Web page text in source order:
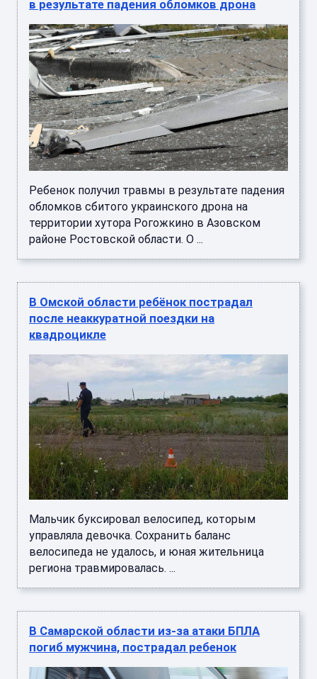
в результате падения обломков дрона
Ребенок получил травмы в результате падения
обломков сбитого украинского дрона на
территории хутора Рогожкино в Азовском
районе Ростовской области. О ...
В Омской области ребёнок пострадал
после неаккуратной поездки на
квадроцикле
Мальчик буксировал велосипед, которым
управляла девочка. Сохранить баланс
велосипеда не удалось, и юная жительница
региона травмировалась. ...
В Самарской области из-за атаки БПЛА
погиб мужчина, пострадал ребенок